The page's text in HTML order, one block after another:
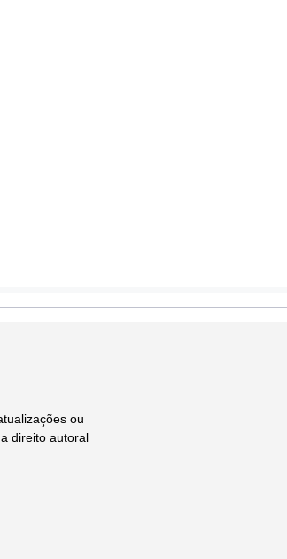
ou
direito autoral